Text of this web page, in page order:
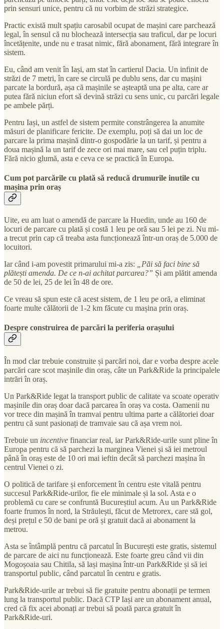
prin sensuri unice, pentru că nu vorbim de străzi strategice.
Practic există mult spațiu carosabil ocupat de mașini care parchează
legal, în sensul că nu blochează intersecția sau traficul, dar pe locuri
încetățenite, unde nu e trasat nimic, fără abonament, fără integrare în
sistem.
Eu, când am venit în Iași, am stat în cartierul Dacia. Un infinit de
străzi de 7 metri, în care se circulă pe dublu sens, dar cu mașini
parcate la bordură, așa că mașinile se așteaptă una pe alta, care ar
putea fără niciun efort să devină străzi cu sens unic, cu parcări legale
pe ambele părți.
Pentru Iași, un astfel de sistem permite constrângerea la anumite
măsuri de planificare fericite. De exemplu, poți să dai un loc de
parcare la prima mașină dintr-o gospodărie la un tarif, și pentru a
doua mașină la un tarif de zece ori mai mare, sau cel puțin triplu.
Fără nicio glumă, asta e ceva ce se practică în Europa.
Cum pot parcările cu plată să reducă drumurile inutile cu
mașina prin oraș
Uite, eu am luat o amendă de parcare la Huedin, unde au 160 de
locuri de parcare cu plată și costă 1 leu pe oră sau 5 lei pe zi. Nu mi-
a trecut prin cap că treaba asta funcționează într-un oraș de 5.000 de
locuitori.
Iar când i-am povestit primarului mi-a zis:
„Păi să faci bine să
plătești amenda. De ce n-ai achitat parcarea?” Și am plătit amenda
de 50 de lei, 25 de lei în 48 de ore.
Ce vreau să spun este că acest sistem, de 1 leu pe oră, a eliminat
foarte multe călătorii de 1-2 km făcute cu mașina prin oraș.
Despre construirea de parcări la periferia orașului
În mod clar trebuie construite și parcări noi, dar e vorba despre acele
parcări care scot mașinile din oraș, câte un Park&Ride la principalele
intrări în oraș.
Un Park&Ride legat la transport public de calitate va scoate operativ
mașinile din oraș doar dacă parcarea în oraș va costa. Oamenii nu
vor trece din mașină în tramvai pentru ultima parte a călătoriei doar
pentru că sunt pasionați de tramvaie sau că așa vrem noi.
Trebuie un incentive financiar real, iar Park&Ride-urile sunt pline în
Europa pentru că să parchezi la marginea Vienei și să iei metroul
până în oraș este de 10 ori mai ieftin decât să parchezi mașina în
centrul Vienei o zi.
O politică de tarifare și enforcement în centru este vitală pentru
succesul Park&Ride-urilor, fie ele minimale și la sol. Asta e o
problemă cu care se confruntă Bucureștiul acum. Au un Park&Ride
foarte frumos în nord, la Străulești, făcut de Metrorex, care stă gol,
deși prețul e 50 de bani pe oră și gratuit dacă ai abonament la
metrou.
Asta se întâmplă pentru că parcatul în București este gratis, sistemul
de parcare de aici nu funcționează. Este foarte greu când vii din
Mogoșoaia sau Chitila, să lași mașina într-un Park&Ride și să iei
transportul public, când parcatul în centru e gratis.
Park&Ride-urile ar trebui să fie gratuite pentru abonații pe termen
lung la transportul public. Dacă CTP Iași are un abonament anual,
cred că fix acei abonați ar trebui să poată parca gratuit în
Park&Ride-uri.